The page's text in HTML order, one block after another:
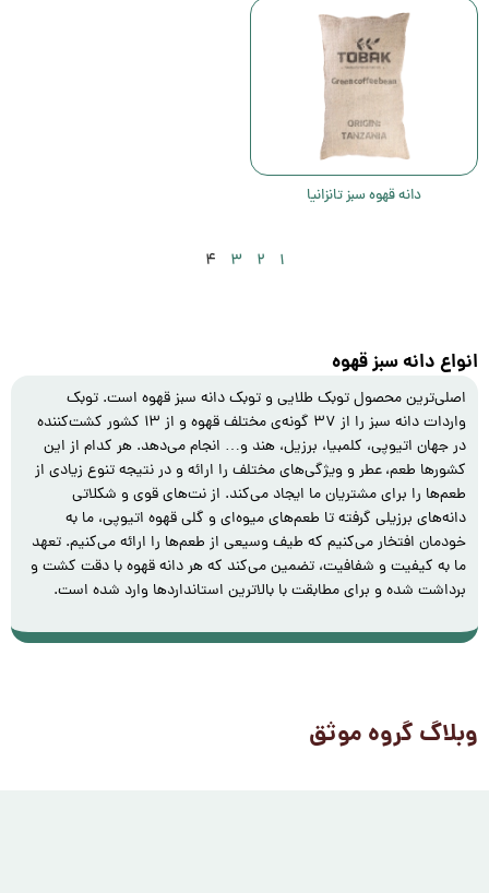
دانه قهوه سبز تانزانیا
۱ ۲ ۳ ۴
انواع دانه سبز قهوه
اصلی‌ترین محصول توبک طلایی و توبک دانه سبز قهوه است. توبک
واردات دانه سبز را از ۳۷ گونه‌ی مختلف قهوه و از ۱۳ کشور کشت‌کننده
در جهان اتیوپی، کلمبیا، برزیل، هند و… انجام می‌‌دهد. هر کدام از این
کشورها طعم، عطر و ویژگی‌های مختلف را ارائه و در نتیجه تنوع زیادی از
طعم‌ها را برای مشتریان ما ایجاد می‌کند. از نت‌های قوی و شکلاتی
دانه‌های برزیلی گرفته تا طعم‌های میوه‌ای و گلی قهوه اتیوپی، ما به
خودمان افتخار می‌کنیم که طیف وسیعی از طعم‌ها را ارائه می‌کنیم. تعهد
ما به کیفیت و شفافیت، تضمین می‌کند که هر دانه‌ قهوه با دقت کشت و
برداشت شده و برای مطابقت با بالاترین استانداردها وارد شده است.
وبلاگ گروه موثق